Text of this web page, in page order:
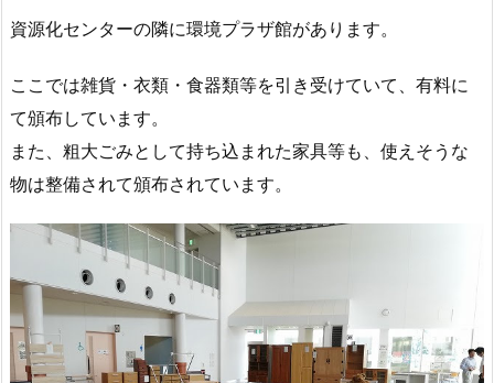
資源化センターの隣に環境プラザ館があります。
ここでは雑貨・衣類・食器類等を引き受けていて、有料に
て頒布しています。
また、粗大ごみとして持ち込まれた家具等も、使えそうな
物は整備されて頒布されています。